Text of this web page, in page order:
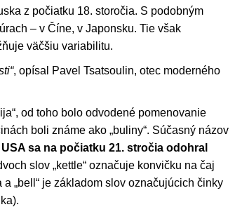
z počiatku 18. storočia. S podobným
– v Číne, v Japonsku. Tie však
väčšiu variabilitu.
, opísal Pavel Tsatsoulin, otec moderného
od toho bolo odvodené pomenovanie
boli známe ako „buliny“. Súčasný názov
sa na počiatku 21. stročia odohral
slov „kettle“ označuje konvičku na čaj
„bell“ je základom slov označujúcich činky